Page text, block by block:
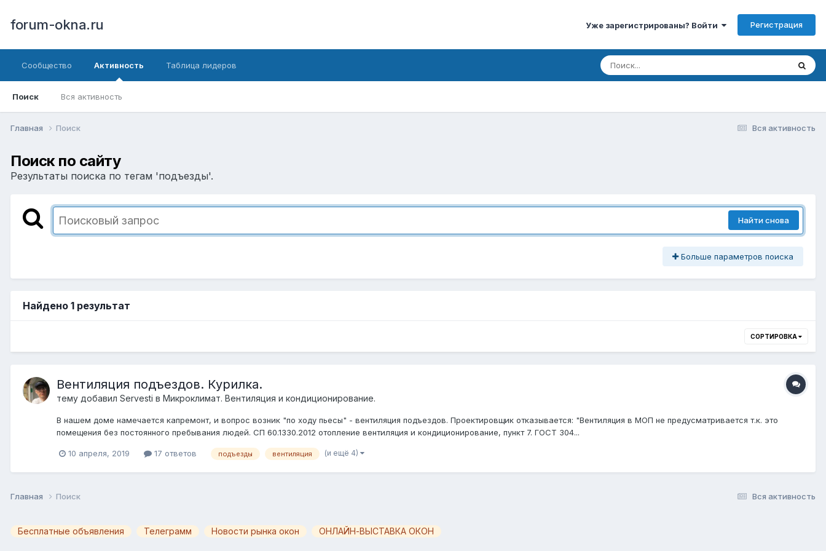
forum-okna.ru Уже зарегистрированы? Войти Регистрация
Сообщество Активность
Поиск Вся активность
Таблица лидеров
Вся активность
Главная Поиск
Поиск по сайту
Результаты поиска по тегам 'подъезды'.
Найти снова
Больше параметров поиска
Найдено 1 результат
СОРТИРОВКА
Вентиляция подъездов. Курилка.
тему добавил Servesti в Микроклимат. Вентиляция и кондиционирование.
В нашем доме намечается капремонт, и вопрос возник "по ходу пьесы" - вентиляция подъездов. Проектировщик отказывается: "Вентиляция в МОП не предусматривается т.к. это
помещения без постоянного пребывания людей. СП 60.1330.2012 отопление вентиляция и кондиционирование, пункт 7. ГОСТ 304...
10 апреля, 2019 17 ответов подъезды вентиляция (и ещё 4)
Вся активность
Главная Поиск
Бесплатные объявления Телеграмм Новости рынка окон ОНЛАЙН-ВЫСТАВКА ОКОН